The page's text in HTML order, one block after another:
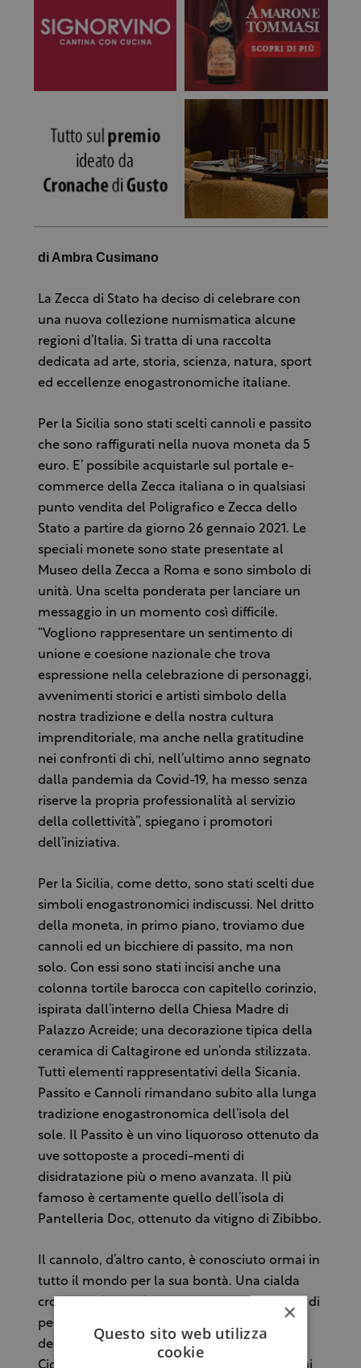
di Ambra Cusimano
La Zecca di Stato ha deciso di celebrare con
una nuova collezione numismatica alcune
regioni d’Italia. Si tratta di una raccolta
dedicata ad arte, storia, scienza, natura, sport
ed eccellenze enogastronomiche italiane.
Per la Sicilia sono stati scelti cannoli e passito
che sono raffigurati nella nuova moneta da 5
euro. E’ possibile acquistarle sul portale e-
commerce della Zecca italiana o in qualsiasi
punto vendita del Poligrafico e Zecca dello
Stato a partire da giorno 26 gennaio 2021. Le
speciali monete sono state presentate al
Museo della Zecca a Roma e sono simbolo di
unità. Una scelta ponderata per lanciare un
messaggio in un momento così difficile.
“Vogliono rappresentare un sentimento di
unione e coesione nazionale che trova
espressione nella celebrazione di personaggi,
avvenimenti storici e artisti simbolo della
nostra tradizione e della nostra cultura
imprenditoriale, ma anche nella gratitudine
nei confronti di chi, nell’ultimo anno segnato
dalla pandemia da Covid-19, ha messo senza
riserve la propria professionalità al servizio
della collettività”, spiegano i promotori
dell’iniziativa.
Per la Sicilia, come detto, sono stati scelti due
simboli enogastronomici indiscussi. Nel dritto
della moneta, in primo piano, troviamo due
cannoli ed un bicchiere di passito, ma non
solo. Con essi sono stati incisi anche una
colonna tortile barocca con capitello corinzio,
ispirata dall’interno della Chiesa Madre di
Palazzo Acreide; una decorazione tipica della
ceramica di Caltagirone ed un’onda stilizzata.
Tutti elementi rappresentativi della Sicania.
Passito e Cannoli rimandano subito alla lunga
tradizione enogastronomica dell’isola del
sole. Il Passito è un vino liquoroso ottenuto da
uve sottoposte a procedi-menti di
disidratazione più o meno avanzata. Il più
famoso è certamente quello dell’isola di
Pantelleria Doc, ottenuto da vitigno di Zibibbo.
Il cannolo, d’altro canto, è conosciuto ormai in
tutto il mondo per la sua bontà. Una cialda
croccante (scorza) ripiena di morbida ricotta di
pecora e gocce di cioccolato. Il primo a
decantarlo sembra sia stato Marco Tullio
×
Questo sito web utilizza
cookie